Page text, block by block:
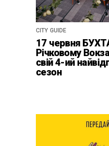
CITY GUIDE
17 червня
Річковому
свій 4-ий
сезон